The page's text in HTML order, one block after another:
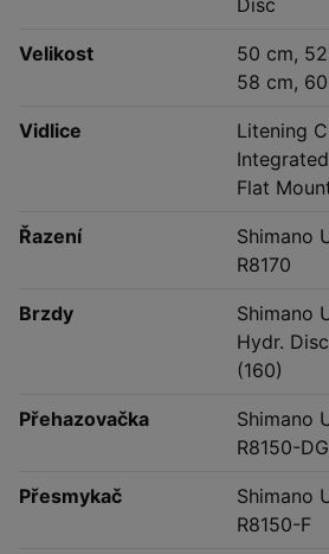
Velikost
50 cm,
58 cm,
Vidlice
Litening
Flat
Řazení
Shimano
R8170
Brzdy
Shimano
Hydr.
(160)
Přehazovačka
Shimano
R8150-
Přesmykač
Shimano
R8150-F